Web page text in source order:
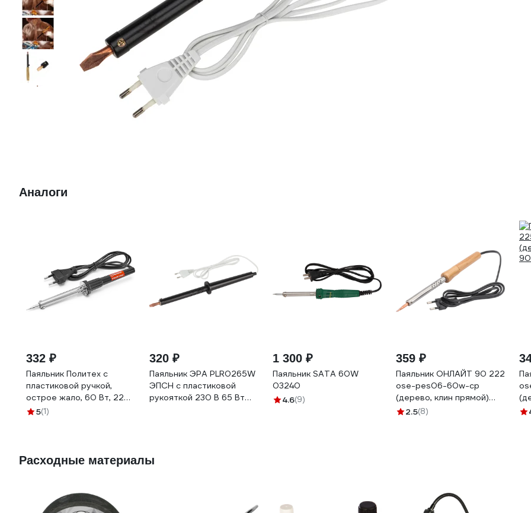
Аналоги
332 ₽
Паяльник Политех с
пластиковой ручкой,
острое жало, 60 Вт, 220
В, 9054426
5(1)
320 ₽
Паяльник ЭРА PLR0265W
ЭПСН с пластиковой
рукояткой 230 В 65 Вт
1 300 ₽
Паяльник SATA 60W
03240
4.6(9)
359 ₽
Паяльник ОНЛАЙТ 90 222
ose-pes06-60w-cp
(дерево, клин прямой)
90222
2.5(8)
Расходные материалы